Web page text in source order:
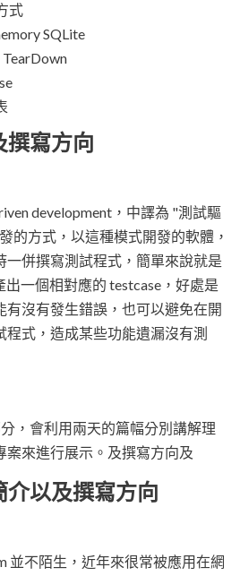
式
SQLite
TearDown
撰寫方向
development，中譯為 "測試驅
的方式，以這種模式開發的軟體，
一併撰寫測試程式，簡單來說就是
一個相對應的 testcase，好處是
有沒有發生錯誤，也可以避免在開
式，造成某些功能遺漏沒有測
，會利用兩天的篇幅分別講解理
案來進行展示。及撰寫方向及
介以及撰寫方向
並不陌生，近年來很常被應用在網